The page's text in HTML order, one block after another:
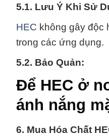
5.1. Lưu Ý Khi Sử
HEC không gây độc
trong các ứng dụng.
5.2. Bảo Quản:
Để HEC ở
ánh nắng
6. Mua Hóa Chất